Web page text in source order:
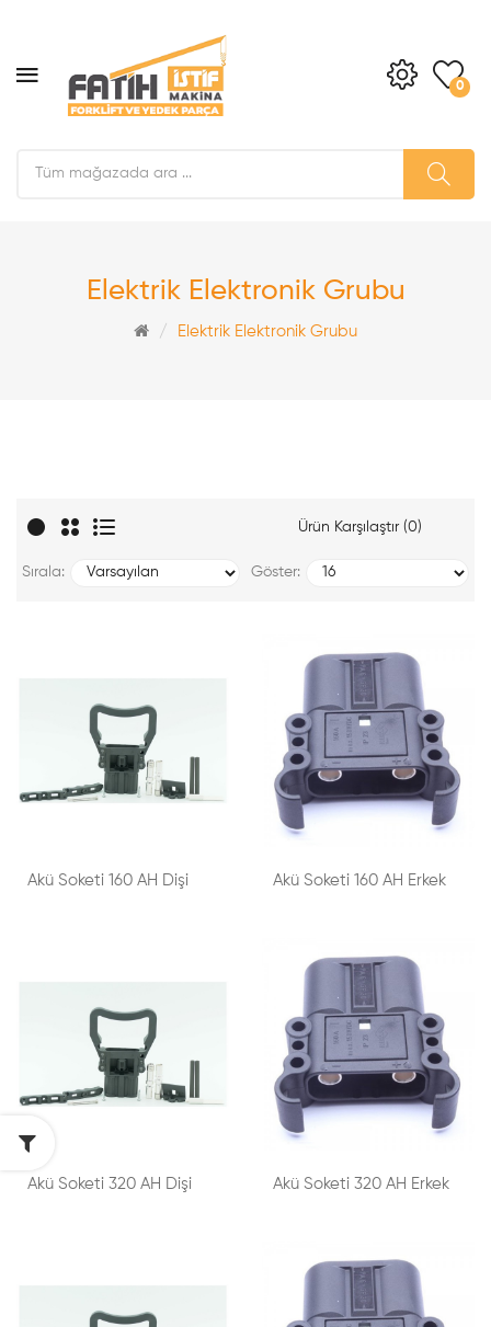
0
Elektrik Elektronik Grubu
Elektrik Elektronik Grubu
Ürün Karşılaştır (0)
Sırala: Göster:
Akü Soketi 160 AH Dişi Akü Soketi 160 AH Erkek
Akü Soketi 320 AH Dişi Akü Soketi 320 AH Erkek